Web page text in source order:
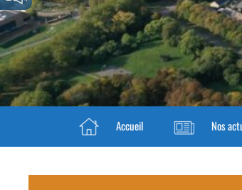
Accueil Nos